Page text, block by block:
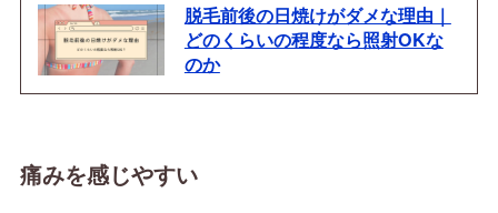
脱毛前後の日焼けがダメな理由｜
どのくらいの程度なら照射OKな
のか
痛みを感じやすい